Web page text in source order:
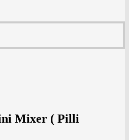
Mixer ( Pilli